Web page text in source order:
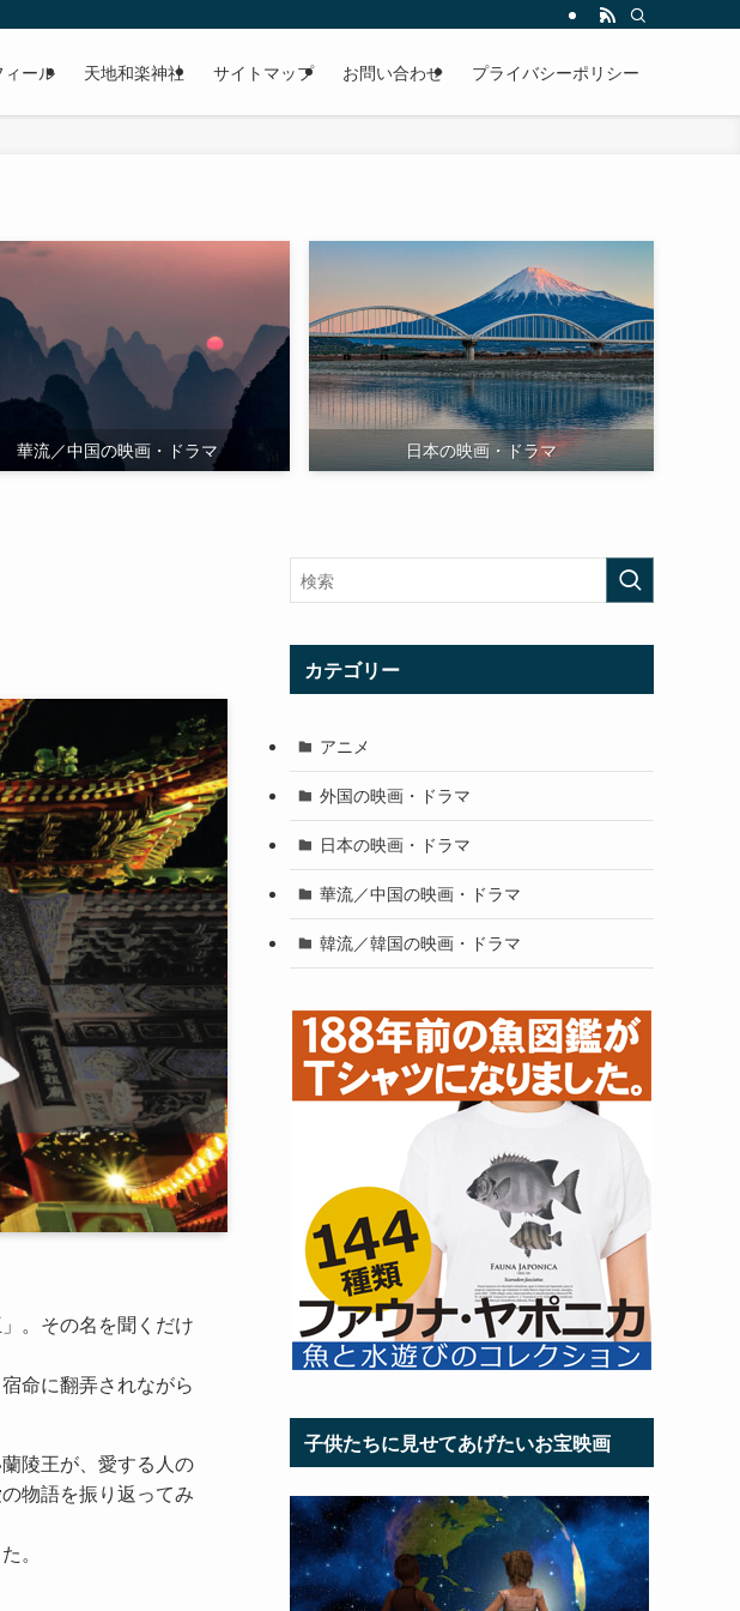
ィール 天地和楽神社 サイトマップ お問い合わせ プライバシーポリシー
華流／中国の映画・ドラマ 日本の映画・ドラマ
。その名を聞くだけ
命に翻弄されながら
陵王が、愛する人の
物語を振り返ってみ
。
カテゴリー
アニメ
外国の映画・ドラマ
日本の映画・ドラマ
華流／中国の映画・ドラマ
韓流／韓国の映画・ドラマ
子供たちに見せてあげたいお宝映画